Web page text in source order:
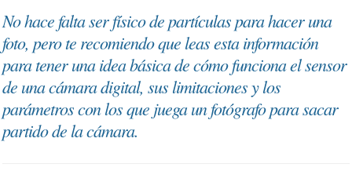
No hace falta ser físico de partículas para hacer una
foto, pero te recomiendo que leas esta información
para tener una idea básica de cómo funciona el sensor
de una cámara digital, sus limitaciones y los
parámetros con los que juega un fotógrafo para sacar
partido de la cámara.